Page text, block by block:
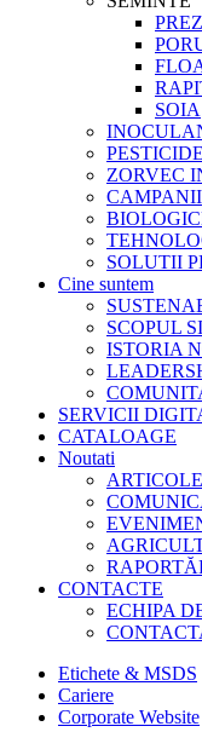
SOIA
ZORVEC
CAMPANII
SOLUTII
Cine suntem
SCOPUL
ISTORIA
SERVICII
CATALOAGE
Noutati
CONTACTE
ECHIPA
Etichete & MSDS
Cariere
Corporate Website